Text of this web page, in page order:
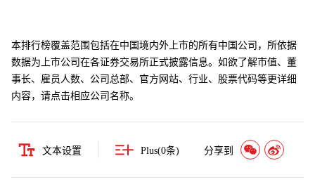
本排行榜覆盖范围包括在中国境内外上市的所有中国公司，所依据
数据为上市公司在各证券交易所正式披露信息。如欲了解市值、董
事长、雇员人数、公司总部、官方网站、行业、股票代码等更详细
内容，请点击相应公司名称。
文本设置 Plus(0条) 分享到